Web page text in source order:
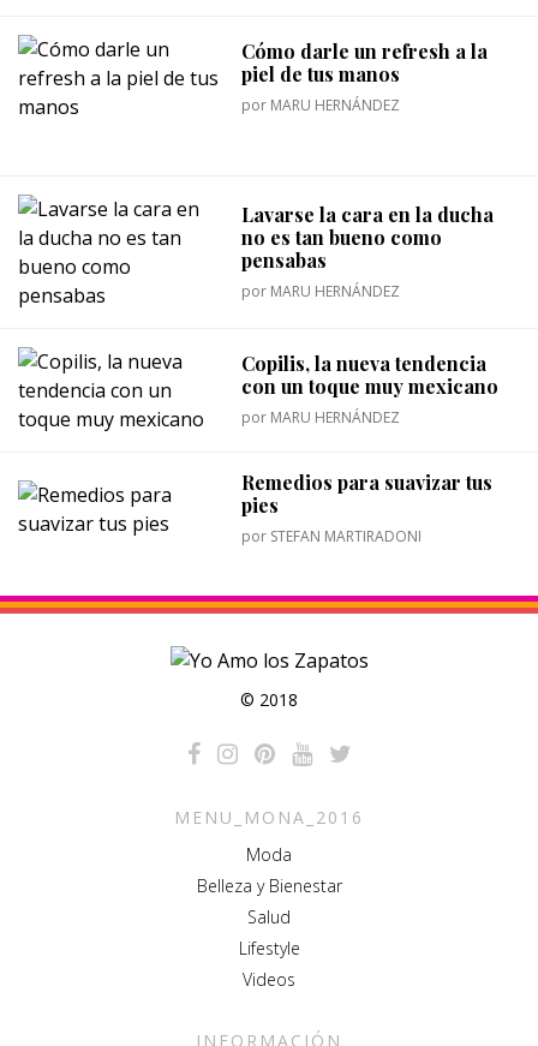
Cómo darle un refresh a la
piel de tus manos
por MARU HERNÁNDEZ
Lavarse la cara en la ducha
no es tan bueno como
pensabas
por MARU HERNÁNDEZ
Copilis, la nueva tendencia
con un toque muy mexicano
por MARU HERNÁNDEZ
Remedios para suavizar tus
pies
por STEFAN MARTIRADONI
© 2018
MENU_MONA_2016
Moda
Belleza y Bienestar
Salud
Lifestyle
Videos
INFORMACIÓN